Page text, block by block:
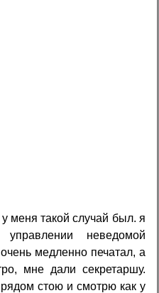
меня такой случай был. я
неведомой
медленно печатал, а
мне дали секретаршу.
рядом стою и смотрю как у